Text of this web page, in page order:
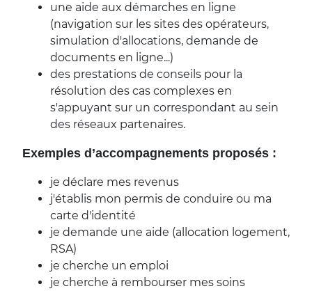
une aide aux démarches en ligne
(navigation sur les sites des opérateurs,
simulation d'allocations, demande de
documents en ligne...)
des prestations de conseils pour la
résolution des cas complexes en
s'appuyant sur un correspondant au sein
des réseaux partenaires.
Exemples d’accompagnements proposés :
je déclare mes revenus
j'établis mon permis de conduire ou ma
carte d'identité
je demande une aide (allocation logement,
RSA)
je cherche un emploi
je cherche à rembourser mes soins